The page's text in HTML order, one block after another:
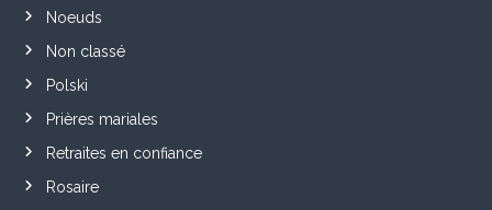
Noeuds
Non classé
Polski
Prières mariales
Retraites en confiance
Rosaire